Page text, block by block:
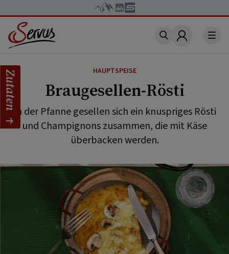
Account
HAUPTSPEISE
Braugesellen-Rösti
In der Pfanne gesellen sich ein knuspriges Rösti
und Champignons zusammen, die mit Käse
überbacken werden.
Zutaten